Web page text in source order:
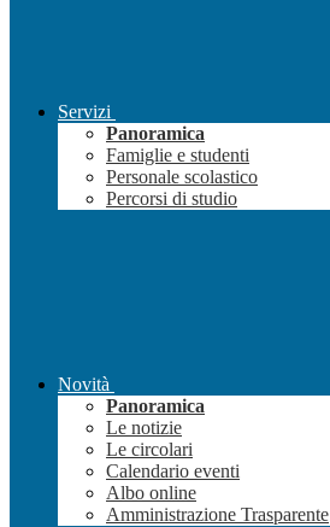
Servizi
Panoramica
Famiglie e studenti
Personale scolastico
Percorsi di studio
Novità
Panoramica
Le notizie
Le circolari
Calendario eventi
Albo online
Amministrazione Trasparente